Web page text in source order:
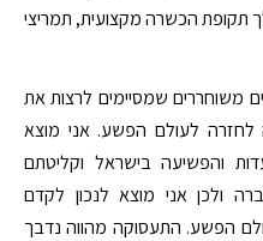
תקופת הכשרה מקצועית, תמריצי
משוחררים שמסיימים לרצות את
לחזרה לעולם הפשע. אני מוצא
והפשיעה בישראל וקליטתם
ולכן אני מוצא לנכון לקדם
הפשע. התעסוקה מהווה נדבך